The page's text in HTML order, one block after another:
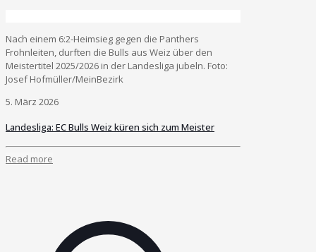
Nach einem 6:2-Heimsieg gegen die Panthers
Frohnleiten, durften die Bulls aus Weiz über den
Meistertitel 2025/2026 in der Landesliga jubeln. Foto:
Josef Hofmüller/MeinBezirk
5. März 2026
Landesliga: EC Bulls Weiz küren sich zum Meister
Read more